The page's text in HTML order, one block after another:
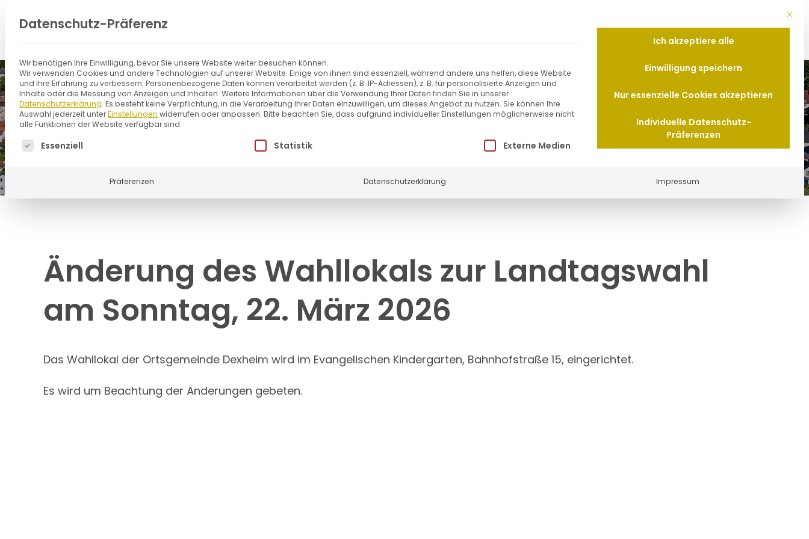
Inhalt
springen
Ortsgemeinde Wohnen & Bauen
Änderung des Wahllokals zur Landtagswahl am Sonntag, 22. März 2026
Änderung des Wahllokals zur Landtagswahl
am Sonntag, 22. März 2026
Das Wahllokal der Ortsgemeinde Dexheim wird im Evangelischen Kindergarten, Bahnhofstraße 15, eingerichtet.
Es wird um Beachtung der Änderungen gebeten.
Mit
Datenschutz-Präferenz
Wir benötigen Ihre Einwilligung, bevor Sie unsere Website weiter besuchen können.
Wir verwenden Cookies und andere Technologien auf unserer Website. Einige von ihnen sind essenziell, während andere uns helfen, diese Website
und Ihre Erfahrung zu verbessern. Personenbezogene Daten können verarbeitet werden (z. B. IP-Adressen), z. B. für personalisierte Anzeigen und
Inhalte oder die Messung von Anzeigen und Inhalten. Weitere Informationen über die Verwendung Ihrer Daten finden Sie in unserer
Datenschutzerklärung. Es besteht keine Verpflichtung, in die Verarbeitung Ihrer Daten einzuwilligen, um dieses Angebot zu nutzen. Sie können Ihre
Auswahl jederzeit unterEinstellungen widerrufen oder anpassen. Bitte beachten Sie, dass aufgrund individueller Einstellungen möglicherweise nicht
alle Funktionen der Website verfügbar sind.
Es folgt eine Liste der Service-Gruppen, für die eine Einwilligung erteilt werden kann. Die erste Service-Gruppe ist essenziell und kann nicht
Essenziell Statistik Externe Medien
Ich akzeptiere alle
Einwilligung speichern
Nur essenzielle Cookies akzeptieren
Individuelle Datenschutz-
Präferenzen
Präferenzen Datenschutzerklärung Impressum